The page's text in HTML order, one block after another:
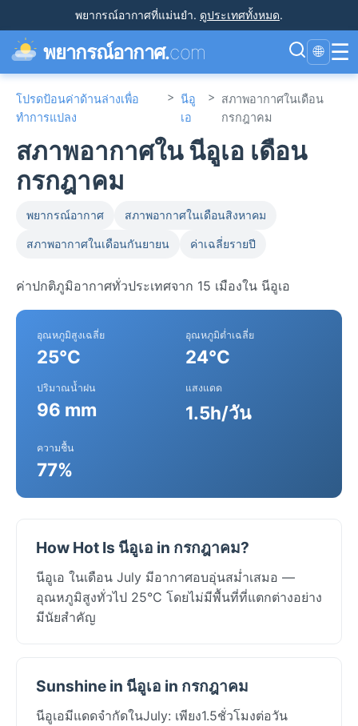
พยากรณ์อากาศที่แม่นยำ. ดูประเทศทั้งหมด.
พยากรณ์อากาศ.com 🌐 ☰
โปรดป้อนค่าด้านล่างเพื่อ
ทำการแปลง
> นีอู
เอ
> สภาพอากาศในเดือน
กรกฎาคม
สภาพอากาศใน นีอูเอ เดือน
กรกฎาคม
พยากรณ์อากาศ สภาพอากาศในเดือนสิงหาคม
สภาพอากาศในเดือนกันยายน ค่าเฉลี่ยรายปี
ค่าปกติภูมิอากาศทั่วประเทศจาก 15 เมืองใน นีอูเอ
อุณหภูมิสูงเฉลี่ย
25°C
อุณหภูมิต่ำเฉลี่ย
24°C
ปริมาณน้ำฝน
96 mm
แสงแดด
1.5h/วัน
ความชื้น
77%
How Hot Is นีอูเอ in กรกฎาคม?
นีอูเอ ในเดือน July มีอากาศอบอุ่นสม่ำเสมอ —
อุณหภูมิสูงทั่วไป 25°C โดยไม่มีพื้นที่ที่แตกต่างอย่าง
มีนัยสำคัญ
Sunshine in นีอูเอ in กรกฎาคม
นีอูเอมีแดดจำกัดในJuly: เพียง1.5ชั่วโมงต่อวัน